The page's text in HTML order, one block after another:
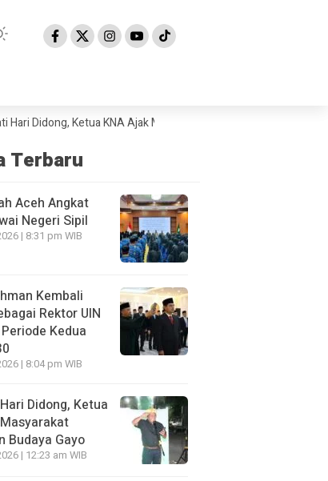
Ketua KNA Ajak Masyarakat Lestarikan Budaya Gayo
Terbaru
Aceh Angkat
Negeri Sipil
| 8:31 pm WIB
Kembali
Rektor UIN
Kedua
| 8:04 pm WIB
Didong, Ketua
Budaya Gayo
| 12:23 am WIB